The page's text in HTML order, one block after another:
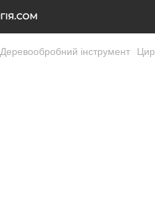
Деревообробний інструмент